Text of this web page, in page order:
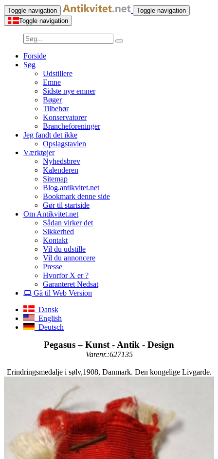
Toggle navigation
Toggle navigation
Toggle navigation
Forside
Søg
Udstillere
Emne
Sidste nye emner
Bøger
Tilbehør
Konservatorer
Brancheforeninger
Jeg fandt det ikke
Opslagstavlen
Værktøjer
Nyhedsbrev
Kalenderen
Sitemap
Blog.antikvitet.net
Bookmark denne side
Gør til startside
Om Antikvitet.net
Sådan virker det
Sikkerhed
Kontakt
Vil du udstille
Vil du annoncere
Presse
Hvorfor X er ?
Garanteret Nedsat
Gå til Web Version
Dansk
English
Deutsch
Pegasus – Kunst - Antik - Design
Varenr.:627135
Erindringsmedalje i sølv,1908, Danmark. Den kongelige Livgarde.